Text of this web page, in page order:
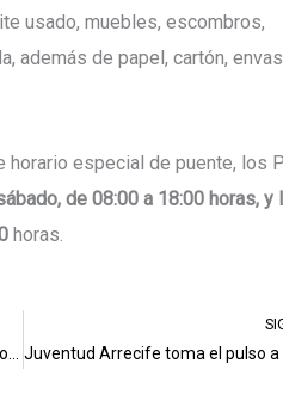
usado, muebles, escombros,
además de papel, cartón,
horario especial de puente, los
de 08:00 a 18:00 horas, y
horas.